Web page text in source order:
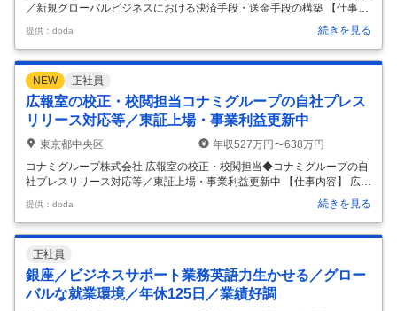
／新規グローバルビジネスにおける決済手段・送金手段の構築 【仕事内
容】 資金業務 ◆暗号資産取引所での実務経験者歓迎／新規グローバルビ
ジネスにおける決済手段・送金手段の構築 【具体的な仕事内容】 ～東証
プライム上場／年休126日／｢エンタテインメント｣と｢スポーツ｣の2つの
分野で事業展開／子育て支援制度など福利厚生充実／6年連続で「健康
経営優良法人2022（ホワイト500）」に認定～ 新規グローバルビジネス
における決済手段・送金手段の構築を中心に幅広くご担当頂きます。 ■
業務内容（一例）： ・新規グローバルビジネスにおける決済
提供：doda 続きを見る
NEW 正社員
広報室の校正・校閲担当コナミグループの自社プレス
リリース対応等／東証上場・事業利益更新中
東京都中央区
年収527万円〜638万円
コナミグループ株式会社 広報室の校正・校閲担当◆コナミグループの自
社プレスリリース対応等／東証上場・事業利益更新中 【仕事内容】 広報
室の校正・校閲担当◆コナミグループの自社プレスリリース対応等／東
証上場・事業利益更新中 【具体的な仕事内容】 【広報室所属・コナミグ
ループの自社プレスリリースに関与／エンタメ企業最大手・東証プライ
ム上場「KONAMI」／新聞社等出身の硬い文章の校閲経験向け】 ■業務
内容： コナミグループ本社にてブランド力向上を目的とした企業広報・
PR業務となります。校閲体制の強化が採用背景になっています。 具体
的には、対外的な発信内容における事実関係の確認、表現や用語の適切
さや…
提供：doda 続きを見る
正社員
銀座／ビジネスサポート業務英語力生かせる／グロー
バルな就業環境／年休125日／業績好調